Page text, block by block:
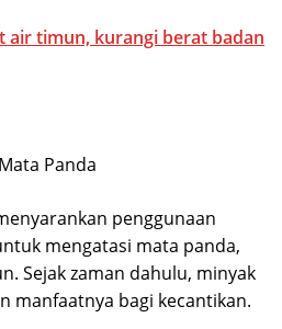
air timun, kurangi berat badan
penggunaan
mengatasi mata panda,
Sejak zaman dahulu, minyak
manfaatnya bagi kecantikan.